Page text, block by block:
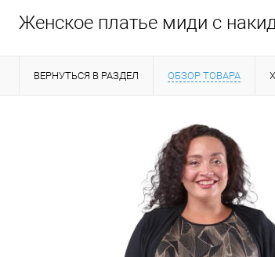
Женское платье миди с
ВЕРНУТЬСЯ В РАЗДЕЛ ОБЗОР ТОВАРА